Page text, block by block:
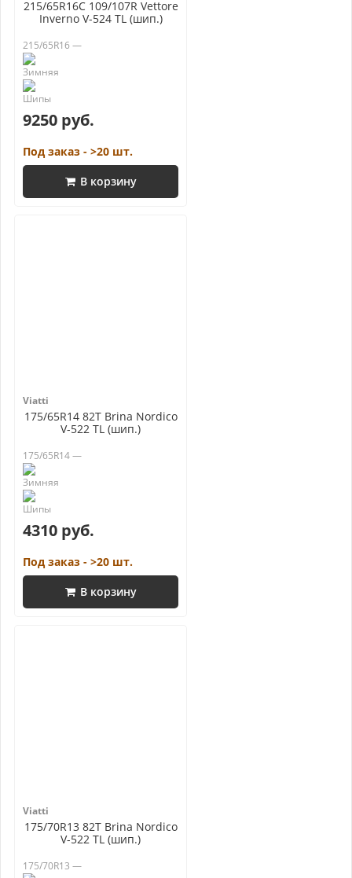
215/65R16C 109/107R Vettore
Inverno V-524 TL (шип.)
215/65R16 —
9250 руб.
Под заказ - >20 шт.
В корзину
Viatti
175/65R14 82T Brina Nordico
V-522 TL (шип.)
175/65R14 —
4310 руб.
Под заказ - >20 шт.
В корзину
Viatti
175/70R13 82T Brina Nordico
V-522 TL (шип.)
175/70R13 —